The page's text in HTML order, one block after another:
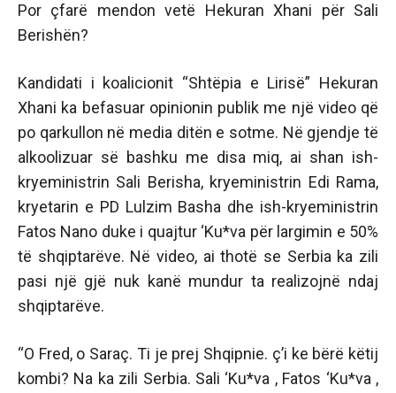
Por çfarë mendon vetë Hekuran Xhani për Sali
Berishën?
Kandidati i koalicionit “Shtëpia e Lirisë” Hekuran
Xhani ka befasuar opinionin publik me një video që
po qarkullon në media ditën e sotme. Në gjendje të
alkoolizuar së bashku me disa miq, ai shan ish-
kryeministrin Sali Berisha, kryeministrin Edi Rama,
kryetarin e PD Lulzim Basha dhe ish-kryeministrin
Fatos Nano duke i quajtur ‘Ku*va për largimin e 50%
të shqiptarëve. Në video, ai thotë se Serbia ka zili
pasi një gjë nuk kanë mundur ta realizojnë ndaj
shqiptarëve.
“O Fred, o Saraç. Ti je prej Shqipnie. ç’i ke bërë këtij
kombi? Na ka zili Serbia. Sali ‘Ku*va , Fatos ‘Ku*va ,